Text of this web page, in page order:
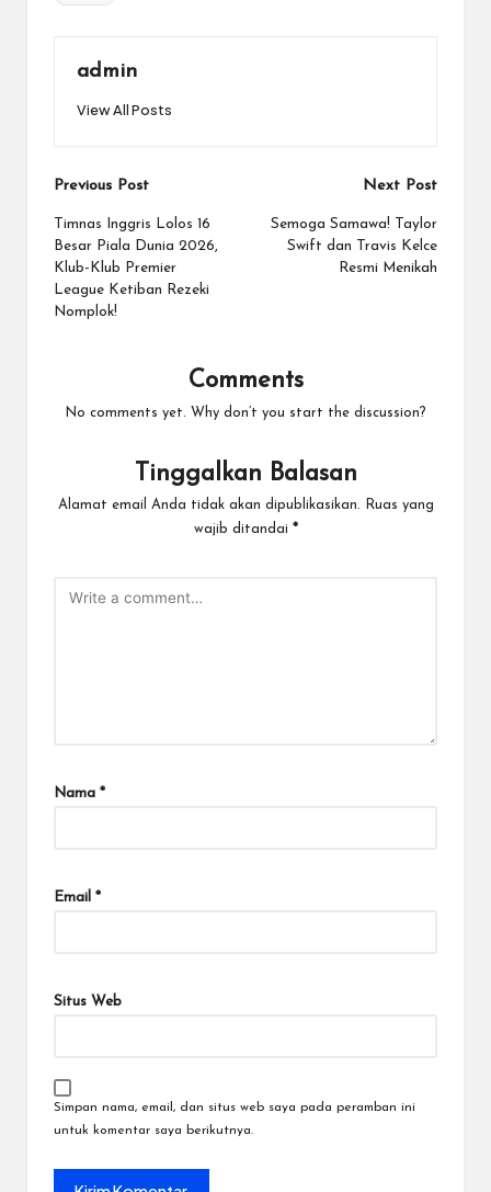
admin
View All Posts
Post
navigation
Previous Post
Timnas Inggris Lolos 16
Besar Piala Dunia 2026,
Klub-Klub Premier
League Ketiban Rezeki
Nomplok!
Next Post
Semoga Samawa! Taylor
Swift dan Travis Kelce
Resmi Menikah
Comments
No comments yet. Why don’t you start the discussion?
Tinggalkan Balasan
Alamat email Anda tidak akan dipublikasikan.
Ruas yang
wajib ditandai *
Nama *
Email *
Situs Web
Simpan nama, email, dan situs web saya pada peramban ini
untuk komentar saya berikutnya.